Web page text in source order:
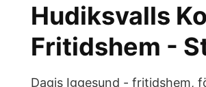
Hudiksvalls
Fritidshem -
Dagis Iggesund - fritidshem,